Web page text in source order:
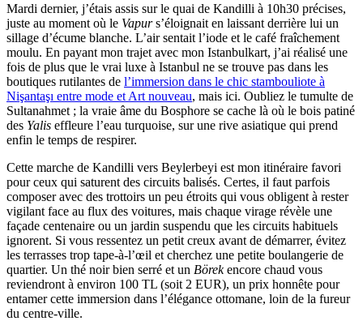
Mardi dernier, j’étais assis sur le quai de Kandilli à 10h30 précises,
juste au moment où le Vapurs’éloignait en laissant derrière lui un
sillage d’écume blanche. L’air sentait l’iode et le café fraîchement
moulu. En payant mon trajet avec mon Istanbulkart, j’ai réalisé une
fois de plus que le vrai luxe à Istanbul ne se trouve pas dans les
boutiques rutilantes de l’immersion dans le chic stambouliote à
Nişantaşı entre mode et Art nouveau, mais ici. Oubliez le tumulte de
Sultanahmet ; la vraie âme du Bosphore se cache là où le bois patiné
des Yalis effleure l’eau turquoise, sur une rive asiatique qui prend
enfin le temps de respirer.
Cette marche de Kandilli vers Beylerbeyi est mon itinéraire favori
pour ceux qui saturent des circuits balisés. Certes, il faut parfois
composer avec des trottoirs un peu étroits qui vous obligent à rester
vigilant face au flux des voitures, mais chaque virage révèle une
façade centenaire ou un jardin suspendu que les circuits habituels
ignorent. Si vous ressentez un petit creux avant de démarrer, évitez
les terrasses trop tape-à-l’œil et cherchez une petite boulangerie de
quartier. Un thé noir bien serré et un Börekencore chaud vous
reviendront à environ 100 TL (soit 2 EUR), un prix honnête pour
entamer cette immersion dans l’élégance ottomane, loin de la fureur
du centre-ville.